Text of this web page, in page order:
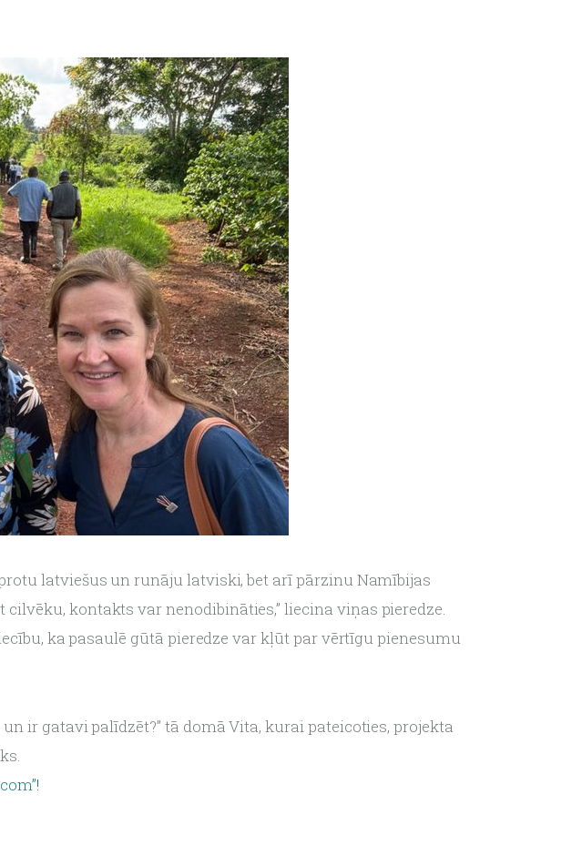
latviešus un runāju latviski, bet arī pārzinu Namībijas
kontakts var nenodibināties,” liecina viņas pieredze.
ka pasaulē gūtā pieredze var kļūt par vērtīgu pienesumu
ir gatavi palīdzēt?” tā domā Vita, kurai pateicoties, projekta